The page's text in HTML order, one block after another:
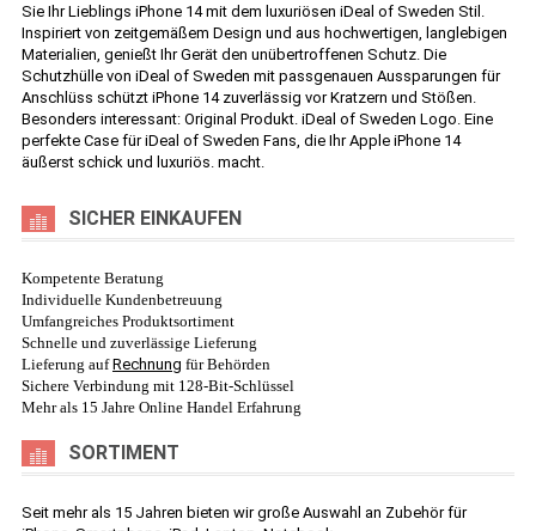
Sie Ihr Lieblings iPhone 14 mit dem luxuriösen iDeal of Sweden Stil.
Inspiriert von zeitgemäßem Design und aus hochwertigen, langlebigen
Materialien, genießt Ihr Gerät den unübertroffenen Schutz. Die
Schutzhülle von iDeal of Sweden mit passgenauen Aussparungen für
Anschlüss schützt iPhone 14 zuverlässig vor Kratzern und Stößen.
Besonders interessant: Original Produkt. iDeal of Sweden Logo. Eine
perfekte Case für iDeal of Sweden Fans, die Ihr Apple iPhone 14
äußerst schick und luxuriös. macht.
SICHER EINKAUFEN
Kompetente Beratung
Individuelle Kundenbetreuung
Umfangreiches Produktsortiment
Schnelle und zuverlässige Lieferung
Lieferung aufRechnung für Behörden
Sichere Verbindung mit 128-Bit-Schlüssel
Mehr als 15 Jahre Online Handel Erfahrung
SORTIMENT
Seit mehr als 15 Jahren bieten wir große Auswahl an Zubehör für